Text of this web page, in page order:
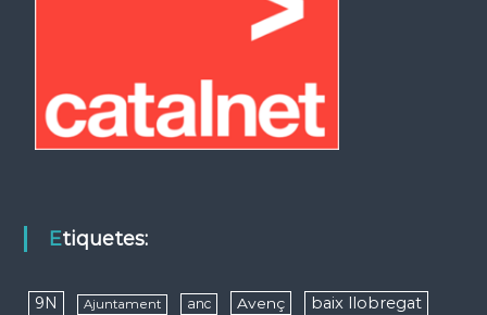
Etiquetes:
9N Ajuntament anc Avenç baix llobregat